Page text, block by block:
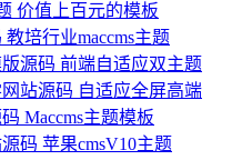
价值上百元的模板
培行业maccms主题
源码 前端自适应双主题
站源码 自适应全屏高端
Maccms主题模板
码 苹果cmsV10主题